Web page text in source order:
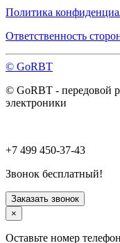
Орехово-Зуево
Пересвет
Подольск
Протвино
Пущино
Раменское
Руза
Сергиев Посад
Серпухов
Солнечногорск
Старая Купавна
Ступино
Политика
Ответственность
© GoRBT
© GoRBT - передовой
электроники
+7 499 450-37-43
Звонок бесплатный!
Заказать звонок
×
Оставьте номер